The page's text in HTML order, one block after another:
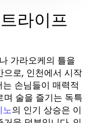
라이프
가라오케의 틀을
으로, 인천에서 시작
손님들이 매력적
며 술을 즐기는 독특
노의 인기 상승은 이